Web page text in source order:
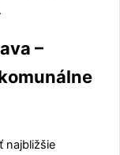
–
najbližšie